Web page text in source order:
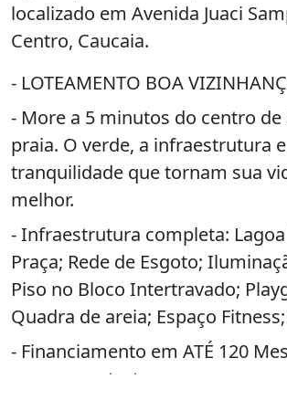
localizado em Avenida Juaci
Centro, Caucaia.
- LOTEAMENTO BOA
- More a 5 minutos do centro de
praia. O verde, a infraestrutura
tranquilidade que tornam sua
melhor.
- Infraestrutura completa:
Praça; Rede de Esgoto;
Piso no Bloco Intertravado;
Quadra de areia; Espaço
- Financiamento em ATÉ 120
com a construtora;